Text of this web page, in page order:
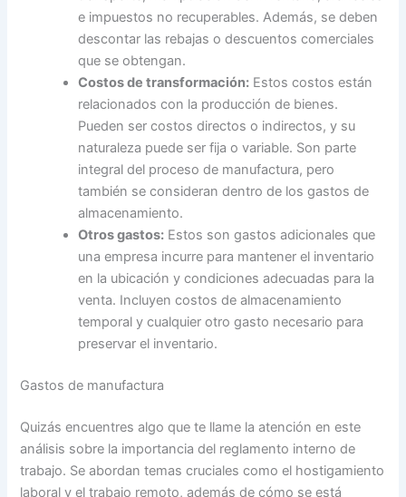
e impuestos no recuperables. Además, se deben
descontar las rebajas o descuentos comerciales
que se obtengan.
Costos de transformación: Estos costos están
relacionados con la producción de bienes.
Pueden ser costos directos o indirectos, y su
naturaleza puede ser fija o variable. Son parte
integral del proceso de manufactura, pero
también se consideran dentro de los gastos de
almacenamiento.
Otros gastos: Estos son gastos adicionales que
una empresa incurre para mantener el inventario
en la ubicación y condiciones adecuadas para la
venta. Incluyen costos de almacenamiento
temporal y cualquier otro gasto necesario para
preservar el inventario.
Gastos de manufactura
Quizás encuentres algo que te llame la atención en este
análisis sobre la importancia del reglamento interno de
trabajo. Se abordan temas cruciales como el hostigamiento
laboral y el trabajo remoto, además de cómo se está